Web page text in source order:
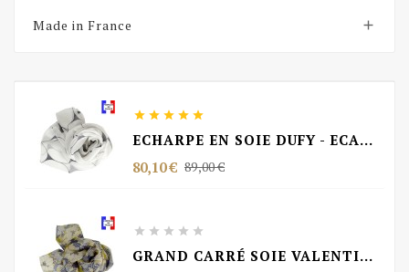
Made in France 
    
ECHARPE EN SOIE DUFY - ECAILLES VS BLANC
80,10 € 89,00 €
    
GRAND CARRÉ SOIE VALENTIN MADE IN FRANCE